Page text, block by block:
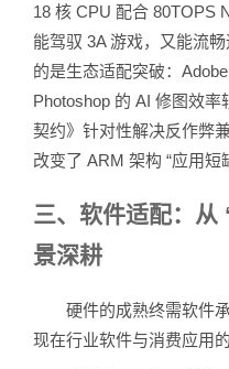
18 核 CPU 配合 80TOPS
能驾驭 3A 游戏，又能流
的是生态适配突破：
Photoshop 的 AI 修图效
契约》针对性解决反作弊
改变了 ARM 架构 “应用短
三、软件适配：从
景深耕
硬件的成熟终需软件承
现在行业软件与消费应用